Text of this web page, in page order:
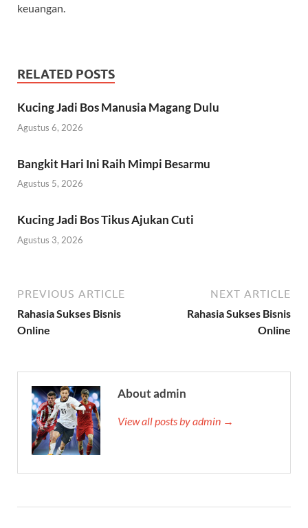
keuangan.
RELATED POSTS
Kucing Jadi Bos Manusia Magang Dulu
Agustus 6, 2026
Bangkit Hari Ini Raih Mimpi Besarmu
Agustus 5, 2026
Kucing Jadi Bos Tikus Ajukan Cuti
Agustus 3, 2026
PREVIOUS ARTICLE
Rahasia Sukses Bisnis
Online
NEXT ARTICLE
Rahasia Sukses Bisnis
Online
About admin
View all posts by admin →